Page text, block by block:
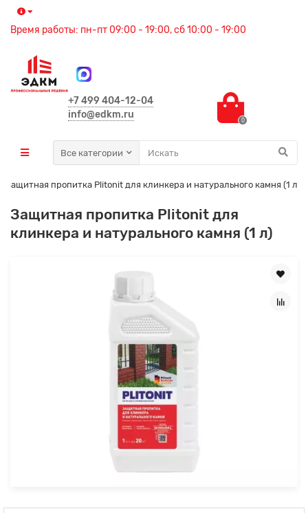
Время работы: пн-пт 09:00 - 19:00, сб 10:00 - 19:00
+7 499 404-12-04
info@edkm.ru
0
Все категории
Защитная пропитка Plitonit для клинкера и натурального камня (1 л)
Защитная пропитка Plitonit для
клинкера и натурального камня (1 л)